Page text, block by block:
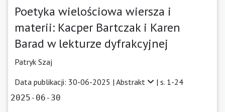
Poetyka wielościowa wiersza i
materii: Kacper Bartczak i Karen
Barad w lekturze dyfrakcyjnej
Patryk Szaj
Data publikacji: 30-06-2025 | Abstrakt | s. 1-24
2025-06-30